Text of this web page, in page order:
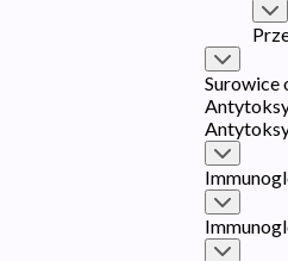
Surowice